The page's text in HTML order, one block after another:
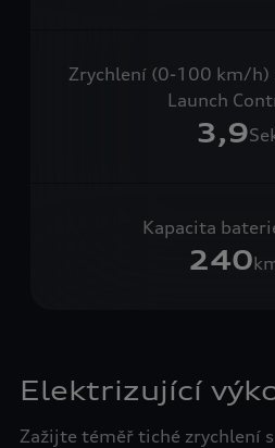
Zrychlení (0-100 km/h)
Launch
3,9
Kapacita
240
Elektrizující
Zažijte téměř tiché zrychlení